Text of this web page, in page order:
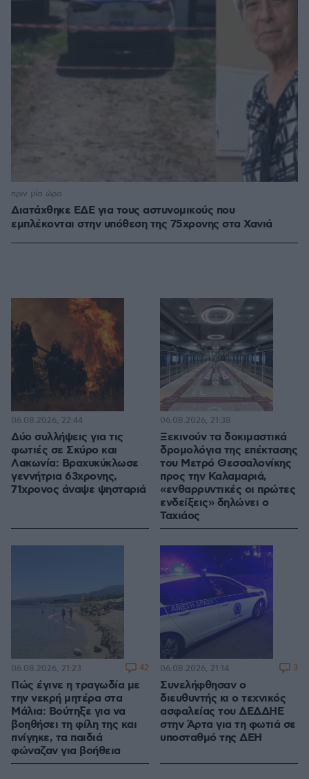
Διατάχθηκε ΕΔΕ για τους αστυνομικούς που
εμπλέκονται στην υπόθεση της 75χρονης στα Χανιά
πριν μία ώρα
Δύο συλλήψεις για τις
φωτιές σε Σκύρο και
Λακωνία: Βραχυκύκλωσε
γεννήτρια 63χρονης,
71χρονος άναψε ψησταριά
06.08.2026, 22:44
Ξεκινούν τα δοκιμαστικά
δρομολόγια της επέκτασης
του Μετρό Θεσσαλονίκης
προς την Καλαμαριά,
«ενθαρρυντικές οι πρώτες
ενδείξεις» δηλώνει ο
Ταχιάος
06.08.2026, 21:38
Πώς έγινε η τραγωδία με
την νεκρή μητέρα στα
Μάλια: Βούτηξε για να
βοηθήσει τη φίλη της και
πνίγηκε, τα παιδιά
φώναζαν για βοήθεια
06.08.2026, 21:23 42
Συνελήφθησαν ο
διευθυντής κι ο τεχνικός
ασφαλείας του ΔΕΔΔΗΕ
στην Άρτα για τη φωτιά σε
υποσταθμό της ΔΕΗ
06.08.2026, 21:14 3